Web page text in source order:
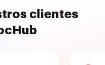
clientes